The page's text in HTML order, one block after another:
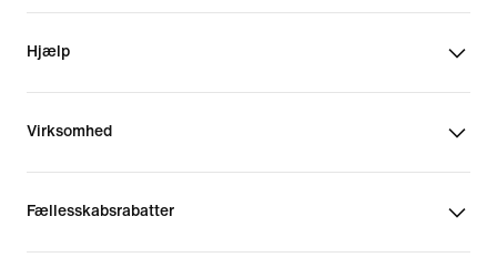
Hjælp
Virksomhed
Fællesskabsrabatter